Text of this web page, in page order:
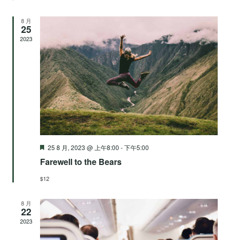
航
8 月
25
2023
推
25 8 月, 2023 @ 上午8:00 -下午5:00
Farewell to the Bears
$12
8 月
22
2023